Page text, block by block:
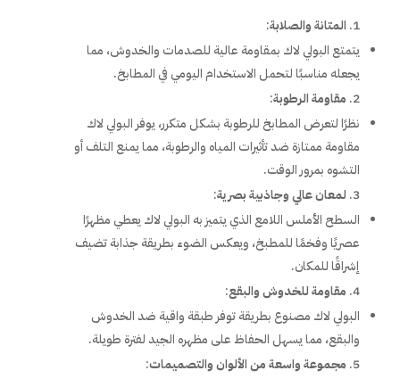
المتانة والصلابة:
يتمتع البولي لاك بمقاومة عالية للصدمات والخدوش، مما
يجعله مناسبًا لتحمل الاستخدام اليومي في المطابخ.
مقاومة الرطوبة:
نظرًا لتعرض المطابخ للرطوبة بشكل متكرر، يوفر البولي لاك
مقاومة ممتازة ضد تأثيرات المياه والرطوبة، مما يمنع التلف أو
التشوه بمرور الوقت.
لمعان عالي وجاذبية بصرية:
السطح الأملس اللامع الذي يتميز به البولي لاك يعطي مظهرًا
عصريًا وفخمًا للمطبخ، ويعكس الضوء بطريقة جذابة تضيف
إشراقًا للمكان.
مقاومة للخدوش والبقع:
البولي لاك مصنوع بطريقة توفر طبقة واقية ضد الخدوش
والبقع، مما يسهل الحفاظ على مظهره الجيد لفترة طويلة.
مجموعة واسعة من الألوان والتصميمات: